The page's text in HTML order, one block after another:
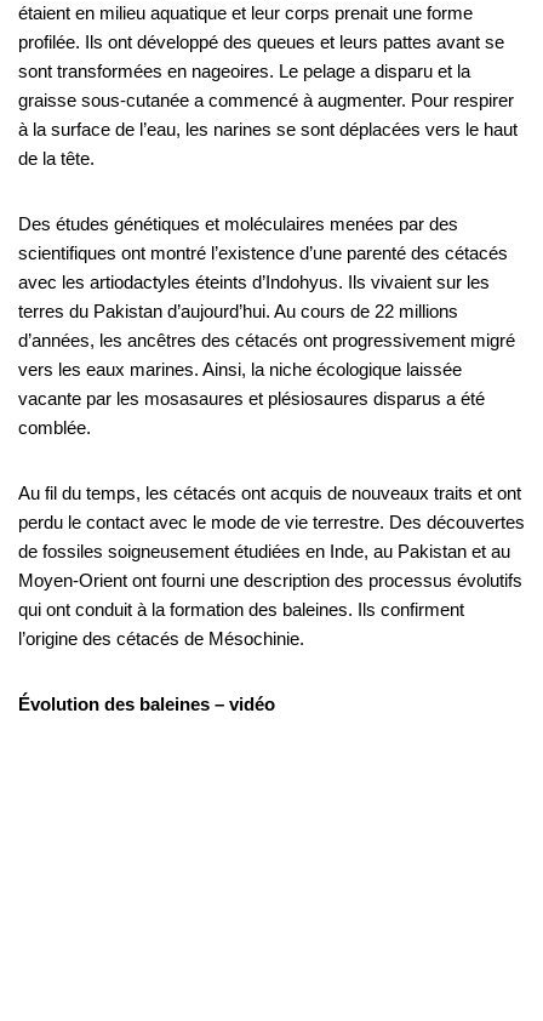
étaient en milieu aquatique et leur corps prenait une forme
profilée. Ils ont développé des queues et leurs pattes avant se
sont transformées en nageoires. Le pelage a disparu et la
graisse sous-cutanée a commencé à augmenter. Pour respirer
à la surface de l’eau, les narines se sont déplacées vers le haut
de la tête.
Des études génétiques et moléculaires menées par des
scientifiques ont montré l’existence d’une parenté des cétacés
avec les artiodactyles éteints d’Indohyus. Ils vivaient sur les
terres du Pakistan d’aujourd’hui. Au cours de 22 millions
d’années, les ancêtres des cétacés ont progressivement migré
vers les eaux marines. Ainsi, la niche écologique laissée
vacante par les mosasaures et plésiosaures disparus a été
comblée.
Au fil du temps, les cétacés ont acquis de nouveaux traits et ont
perdu le contact avec le mode de vie terrestre. Des découvertes
de fossiles soigneusement étudiées en Inde, au Pakistan et au
Moyen-Orient ont fourni une description des processus évolutifs
qui ont conduit à la formation des baleines. Ils confirment
l’origine des cétacés de Mésochinie.
Évolution des baleines – vidéo